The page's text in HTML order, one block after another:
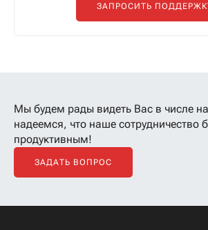
ЗАПРОСИТЬ
Мы будем рады видеть Вас в числе
надеемся, что наше сотрудничество
продуктивным!
ЗАДАТЬ ВОПРОС